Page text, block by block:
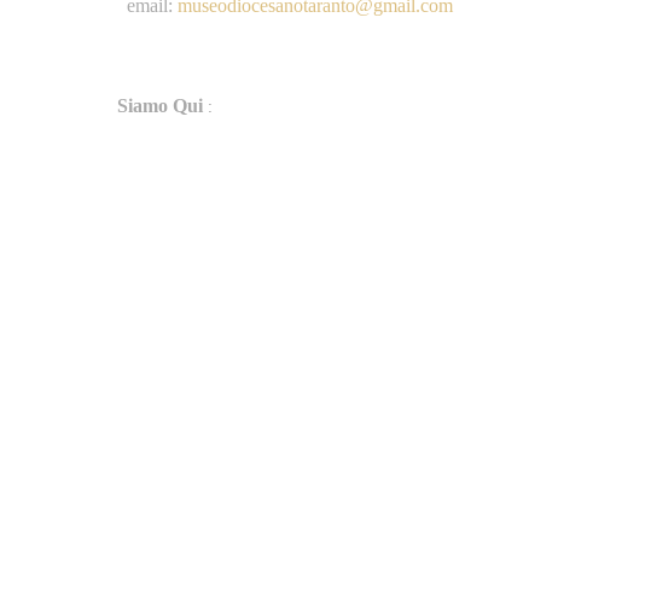
email: museodiocesanotaranto@gmail.com
Siamo Qui :